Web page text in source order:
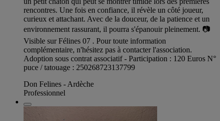
rencontres. Une fois en confiance, il révèle un côté joueur,
curieux et attachant. Avec de la douceur, de la patience et un
environnement rassurant, il pourra s'épanouir pleinement. 📷
Visible sur Félines 07 . Pour toute information
complémentaire, n'hésitez pas à contacter l'association.
Adoption sous contrat associatif - Participation : 120 Euros N°
puce / tatouage : 250268723137799
Don Felines - Ardèche
Professionnel